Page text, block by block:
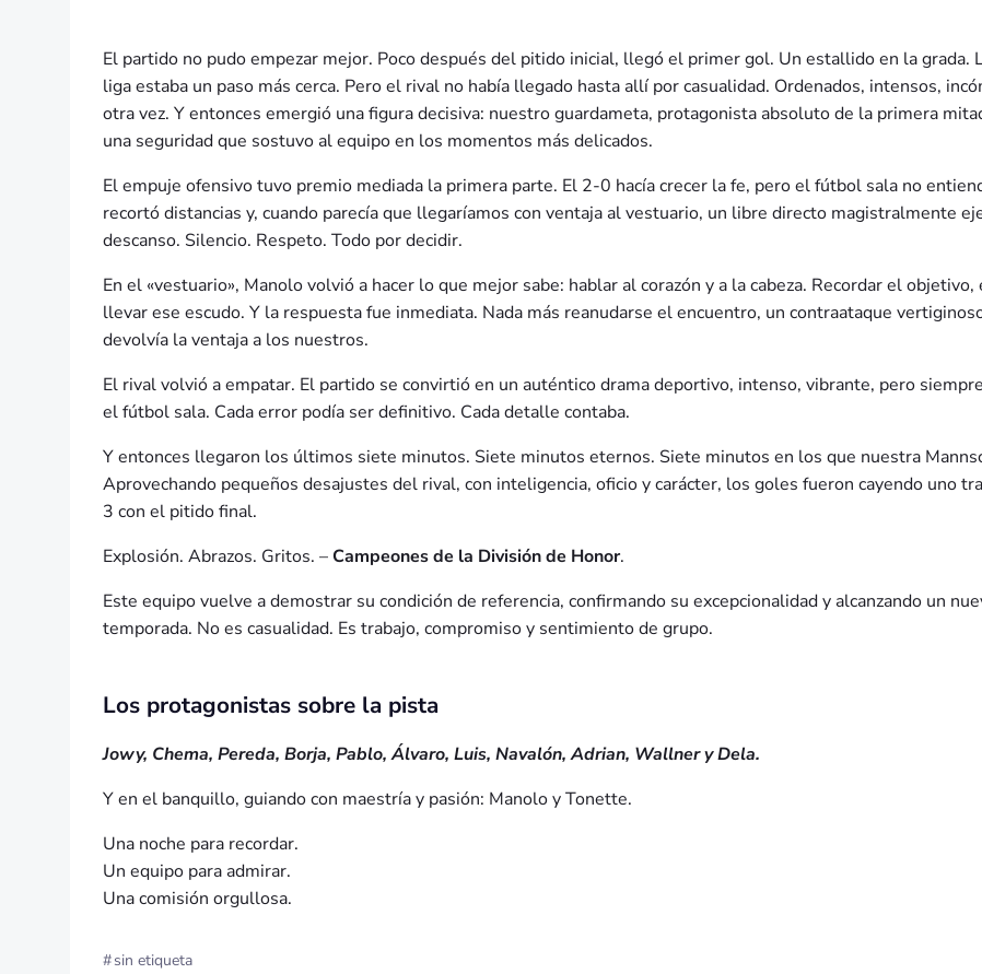
El partido no pudo empezar mejor. Poco después del pitido inicial, llegó el primer gol. Un estallido en la grada.
liga estaba un paso más cerca. Pero el rival no había llegado hasta allí por casualidad. Ordenados, intensos,
otra vez. Y entonces emergió una figura decisiva: nuestro guardameta, protagonista absoluto de la primera
una seguridad que sostuvo al equipo en los momentos más delicados.
El empuje ofensivo tuvo premio mediada la primera parte. El 2-0 hacía crecer la fe, pero el fútbol sala no
recortó distancias y, cuando parecía que llegaríamos con ventaja al vestuario, un libre directo magistralmente
descanso. Silencio. Respeto. Todo por decidir.
En el «vestuario», Manolo volvió a hacer lo que mejor sabe: hablar al corazón y a la cabeza. Recordar el
llevar ese escudo. Y la respuesta fue inmediata. Nada más reanudarse el encuentro, un contraataque
devolvía la ventaja a los nuestros.
El rival volvió a empatar. El partido se convirtió en un auténtico drama deportivo, intenso, vibrante, pero
el fútbol sala. Cada error podía ser definitivo. Cada detalle contaba.
Y entonces llegaron los últimos siete minutos. Siete minutos eternos. Siete minutos en los que nuestra
Aprovechando pequeños desajustes del rival, con inteligencia, oficio y carácter, los goles fueron cayendo uno
3 con el pitido final.
Explosión. Abrazos. Gritos. –Campeones de la División de Honor.
Este equipo vuelve a demostrar su condición de referencia, confirmando su excepcionalidad y alcanzando un
temporada. No es casualidad. Es trabajo, compromiso y sentimiento de grupo.
Los protagonistas sobre la pista
Jowy, Chema, Pereda, Borja, Pablo, Álvaro, Luis, Navalón, Adrian, Wallner y Dela.
Y en el banquillo, guiando con maestría y pasión: Manolo y Tonette.
Una noche para recordar.
Un equipo para admirar.
Una comisión orgullosa.
#sin etiqueta